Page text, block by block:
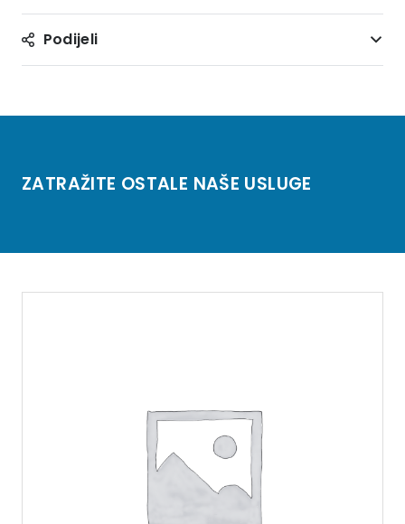
Podijeli
ZATRAŽITE OSTALE NAŠE USLUGE